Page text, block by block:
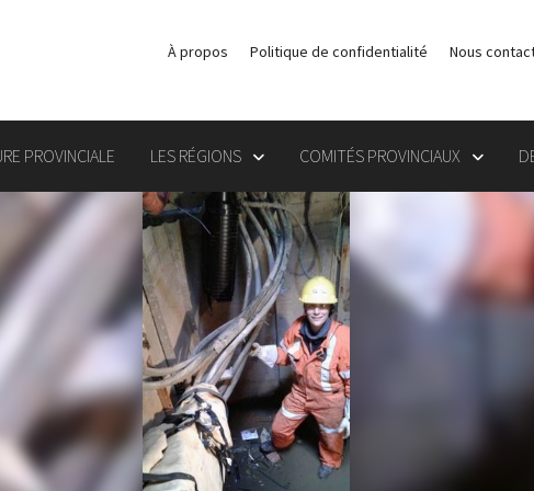
À propos Politique de confidentialité Nous
PROVINCIALE LES RÉGIONS COMITÉS PROVINCIAUX